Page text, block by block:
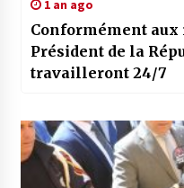
1 an ago
Conformément
Président de la
travailleront 24/7